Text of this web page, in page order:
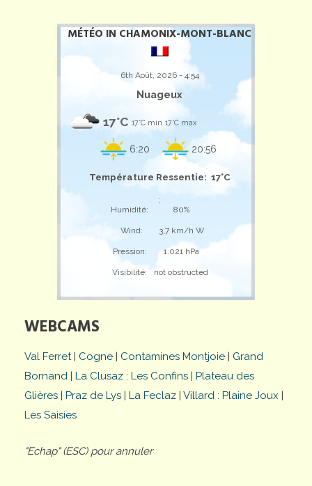
MÉTÉO IN CHAMONIX-MONT-BLANC
6th Août, 2026 - 4:54
Nuageux
17°C 17°C min 17°C max
6:20 20:56
Température Ressentie: 17°C
;
Humidité:
80%
Wind: 3,7 km/h W
Pression: 1.021 hPa
Visibilité: not obstructed
WEBCAMS
Val Ferret| Cogne | Contamines Montjoie | Grand
Bornand | La Clusaz : Les Confins | Plateau des
Glières | Praz de Lys | La Feclaz | Villard : Plaine Joux |
Les Saisies
"Echap" (ESC) pour annuler